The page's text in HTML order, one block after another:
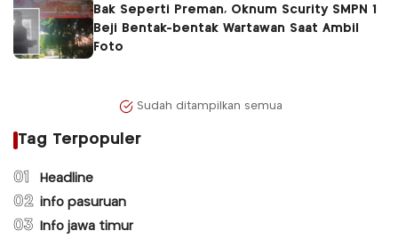
Bak Seperti Preman, Oknum Scurity SMPN 1
Beji Bentak-bentak Wartawan Saat Ambil
Foto
Sudah ditampilkan semua
Tag Terpopuler
01 Headline
02 info pasuruan
03 Info jawa timur